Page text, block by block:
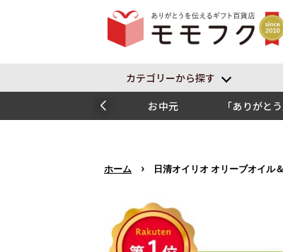
カテゴリーから探す
お中元
「ありがと
ホーム › 日清オイリオ オリーブオイル